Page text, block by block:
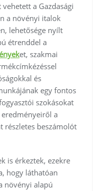
a Gazdasági
a növényi italok
lehetősége nyílt
étrenddel a
et, szakmai
és
egy fontos
szokásokat
a
részletes beszámolót
is érkeztek, ezekre
hogy láthatóan
növényi alapú